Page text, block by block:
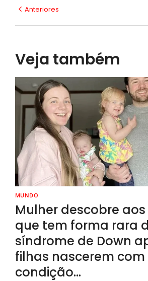
Anteriores
Veja também
MUNDO
Mulher descobre aos
que tem forma rara
síndrome de Down
filhas nascerem com
condição…